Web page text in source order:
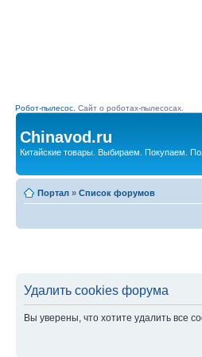
Робот-пылесос. Сайт о роботах-пылесосах.
Chinavod.ru
Китайские товары. Выбираем. Покупаем.
Портал » Список форумов
Удалить cookies форума
Вы уверены, что хотите удалить все